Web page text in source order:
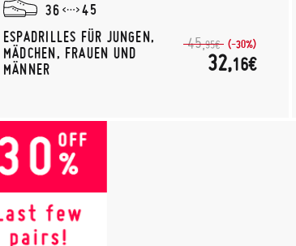
36
45
ESPADRILLES FÜR JUNGEN,
MÄDCHEN, FRAUEN UND
MÄNNER
45,95€ (-30%)
32,16€